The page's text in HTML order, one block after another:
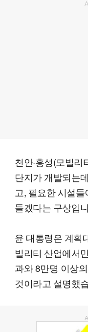
천안·홍성(모빌리
단지가 개발되는
고, 필요한 시설
들겠다는 구상입
윤 대통령은 계획
빌리티 산업에서
과와 8만명 이상
것이라고 설명했